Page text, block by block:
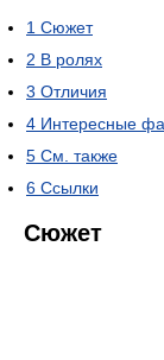
1 Сюжет
2 В ролях
3 Отличия
4 Интересные
5 См. также
6 Ссылки
Сюжет